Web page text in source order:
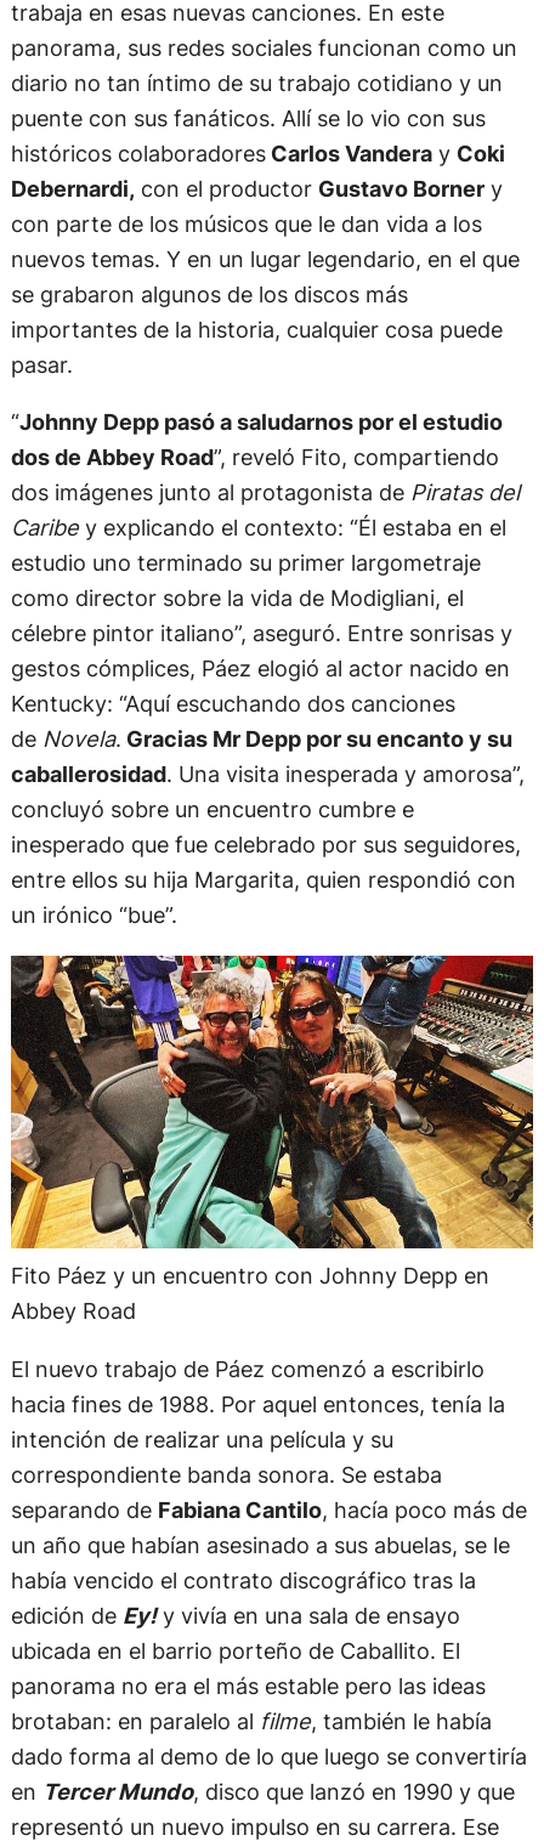
trabaja en esas nuevas canciones. En este
panorama, sus redes sociales funcionan como un
diario no tan íntimo de su trabajo cotidiano y un
puente con sus fanáticos. Allí se lo vio con sus
históricos colaboradoresCarlos Vanderay Coki
Debernardi, con el productor Gustavo Bornery
con parte de los músicos que le dan vida a los
nuevos temas. Y en un lugar legendario, en el que
se grabaron algunos de los discos más
importantes de la historia, cualquier cosa puede
pasar.
“Johnny Depp pasó a saludarnos por el estudio
dos de Abbey Road”, reveló Fito, compartiendo
dos imágenes junto al protagonista de Piratas del
Caribey explicando el contexto: “Él estaba en el
estudio uno terminado su primer largometraje
como director sobre la vida de Modigliani, el
célebre pintor italiano”, aseguró. Entre sonrisas y
gestos cómplices, Páez elogió al actor nacido en
Kentucky: “Aquí escuchando dos canciones
de Novela. Gracias Mr Depp por su encanto y su
caballerosidad. Una visita inesperada y amorosa”,
concluyó sobre un encuentro cumbre e
inesperado que fue celebrado por sus seguidores,
entre ellos su hija Margarita, quien respondió con
un irónico “bue”.
Fito Páez y un encuentro con Johnny Depp en
Abbey Road
El nuevo trabajo de Páez comenzó a escribirlo
hacia fines de 1988. Por aquel entonces, tenía la
intención de realizar una película y su
correspondiente banda sonora. Se estaba
separando de Fabiana Cantilo, hacía poco más de
un año que habían asesinado a sus abuelas, se le
había vencido el contrato discográfico tras la
edición de Ey!y vivía en una sala de ensayo
ubicada en el barrio porteño de Caballito. El
panorama no era el más estable pero las ideas
brotaban: en paralelo al filme, también le había
dado forma al demo de lo que luego se convertiría
en Tercer Mundo, disco que lanzó en 1990 y que
representó un nuevo impulso en su carrera. Ese